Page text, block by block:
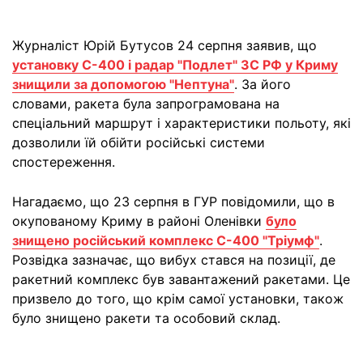
Журналіст Юрій Бутусов 24 серпня заявив, що
установку С-400 і радар "Подлет" ЗС РФ у Криму
знищили за допомогою "Нептуна". За його
словами, ракета була запрограмована на
спеціальний маршрут і характеристики польоту, які
дозволили їй обійти російські системи
спостереження.
Нагадаємо, що 23 серпня в ГУР повідомили, що в
окупованому Криму в районі Оленівки було
знищено російський комплекс С-400 "Тріумф".
Розвідка зазначає, що вибух стався на позиції, де
ракетний комплекс був завантажений ракетами. Це
призвело до того, що крім самої установки, також
було знищено ракети та особовий склад.